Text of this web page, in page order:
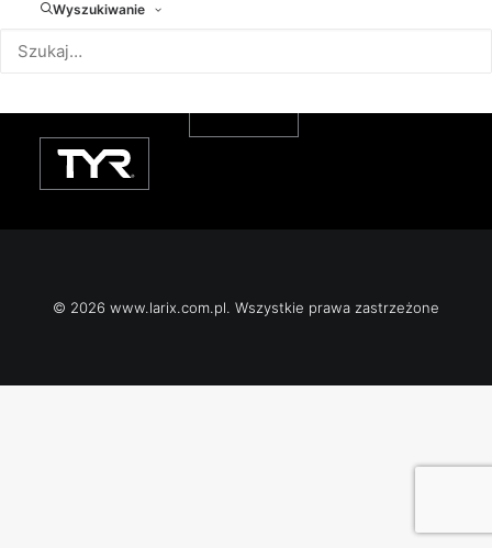
Wyszukiwanie
© 2026 www.larix.com.pl. Wszystkie prawa zastrzeżone